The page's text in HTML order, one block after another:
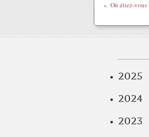
2025
2024
2023